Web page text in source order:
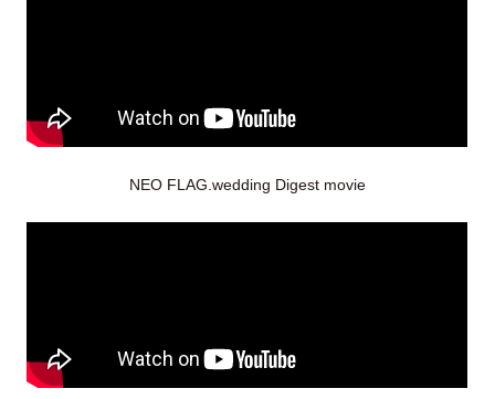
NEO FLAG.wedding Digest movie